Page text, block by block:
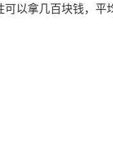
以拿几百块钱，平